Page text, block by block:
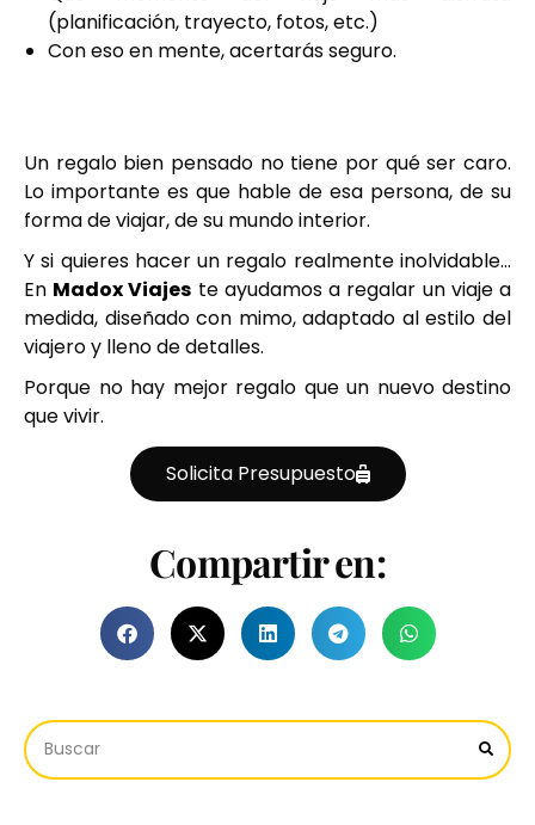
(planificación, trayecto, fotos, etc.)
Con eso en mente, acertarás seguro.
Un regalo bien pensado no tiene por qué ser caro.
Lo importante es que hable de esa persona, de su
forma de viajar, de su mundo interior.
Y si quieres hacer un regalo realmente inolvidable…
En Madox Viajes te ayudamos a regalar un viaje a
medida, diseñado con mimo, adaptado al estilo del
viajero y lleno de detalles.
Porque no hay mejor regalo que un nuevo destino
que vivir.
Solicita Presupuesto
Compartir en: